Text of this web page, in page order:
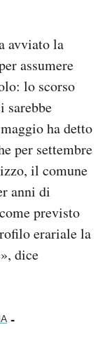
avviato la
assumere
lo scorso
sarebbe
ha detto
per settembre
il comune
anni di
previsto
erariale la
dice
-